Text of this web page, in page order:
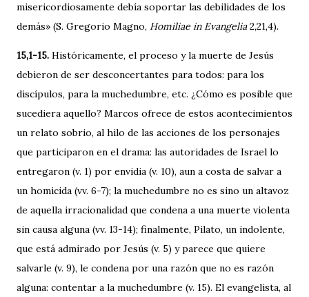
misericordiosamente debía soportar las debilidades de los
demás» (S. Gregorio Magno, Homiliae in Evangelia2,21,4).
15,1-15. Históricamente, el proceso y la muerte de Jesús
debieron de ser desconcertantes para todos: para los
discípulos, para la muchedumbre, etc. ¿Cómo es posible que
sucediera aquello? Marcos ofrece de estos acontecimientos
un relato sobrio, al hilo de las acciones de los personajes
que participaron en el drama: las autoridades de Israel lo
entregaron (v. 1) por envidia (v. 10), aun a costa de salvar a
un homicida (vv. 6-7); la muchedumbre no es sino un altavoz
de aquella irracionalidad que condena a una muerte violenta
sin causa alguna (vv. 13-14); finalmente, Pilato, un indolente,
que está admirado por Jesús (v. 5) y parece que quiere
salvarle (v. 9), le condena por una razón que no es razón
alguna: contentar a la muchedumbre (v. 15). El evangelista, al